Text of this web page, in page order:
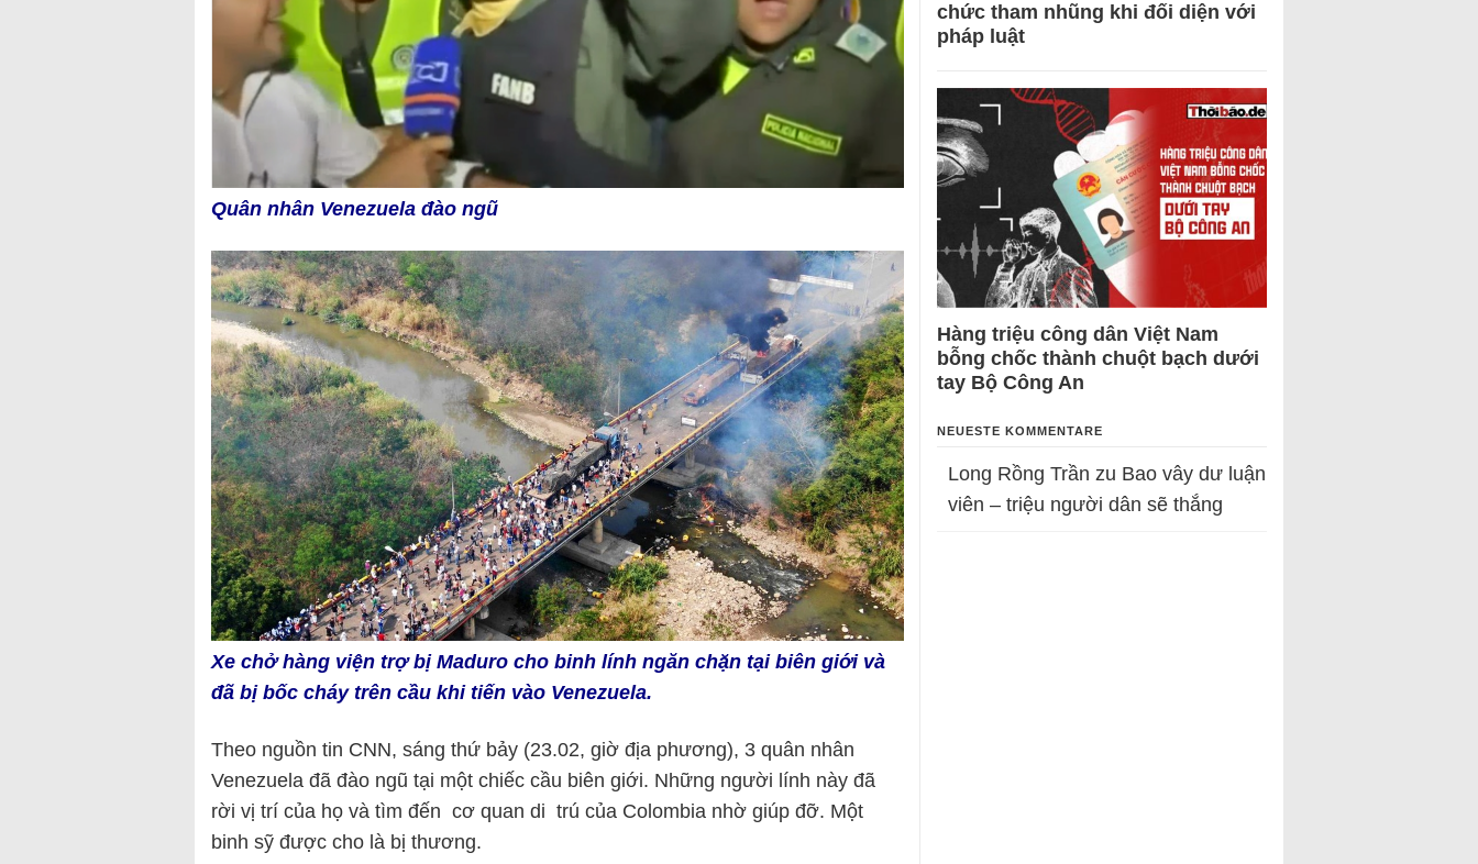
Quân nhân Venezuela đào ngũ
Xe chở hàng viện trợ bị Maduro cho binh lính ngăn chặn tại biên giới và
đã bị bốc cháy trên cầu khi tiến vào Venezuela.
Theo nguồn tin CNN, sáng thứ bảy (23.02, giờ địa phương), 3 quân nhân
Venezuela đã đào ngũ tại một chiếc cầu biên giới. Những người lính này đã
rời vị trí của họ và tìm đến cơ quan di trú của Colombia nhờ giúp đỡ. Một
binh sỹ được cho là bị thương.
chức tham nhũng khi đối diện với
pháp luật
Hàng triệu công dân Việt Nam
bỗng chốc thành chuột bạch dưới
tay Bộ Công An
NEUESTE KOMMENTARE
Long Rồng Trần zu Bao vây dư luận
viên – triệu người dân sẽ thắng